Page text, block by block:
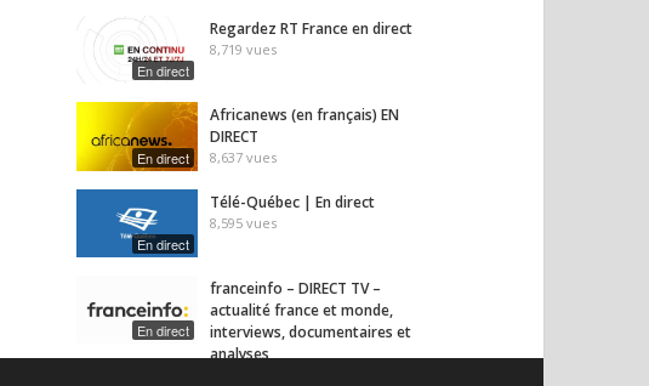
En direct
Regardez RT France en direct
8,719 vues
En direct
Africanews (en français) EN
DIRECT
8,637 vues
En direct
Télé-Québec | En direct
8,595 vues
En direct
franceinfo – DIRECT TV –
actualité france et monde,
interviews, documentaires et
analyses